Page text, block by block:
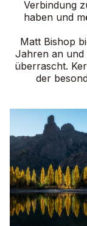
Verbindung
haben und
Matt Bishop
Jahren an
überrascht.
der